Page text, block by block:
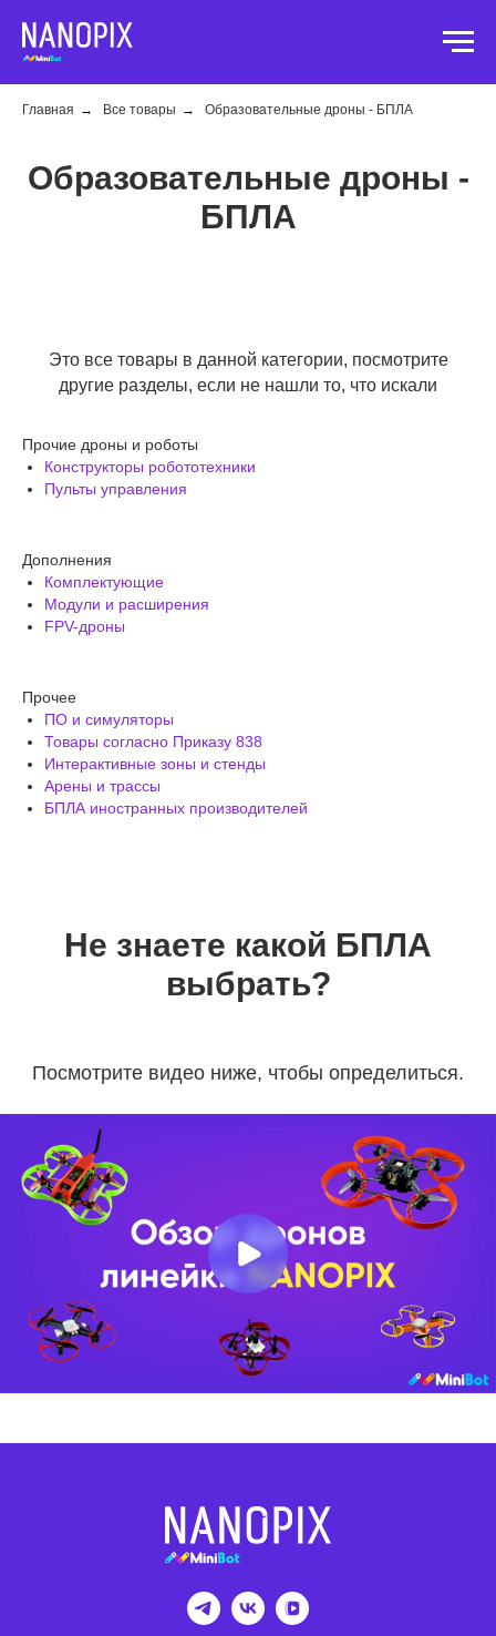
Главная → Все товары → Образовательные дроны - БПЛА
Образовательные дроны -
БПЛА
Это все товары в данной категории, посмотрите
другие разделы, если не нашли то, что искали
Прочие дроны и роботы
Конструкторы робототехники
Пульты управления
Дополнения
Комплектующие
Модули и расширения
FPV-дроны
Прочее
ПО и симуляторы
Товары согласно Приказу 838
Интерактивные зоны и стенды
Арены и трассы
БПЛА иностранных производителей
Не знаете какой БПЛА
выбрать?
Посмотрите видео ниже, чтобы определиться.